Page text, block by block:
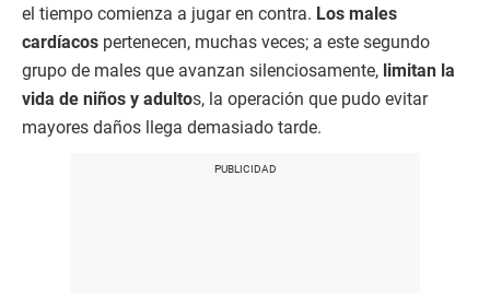
el tiempo comienza a jugar en contra. Los males
cardíacos pertenecen, muchas veces; a este segundo
grupo de males que avanzan silenciosamente, limitan la
vida de niños y adultos, la operación que pudo evitar
mayores daños llega demasiado tarde.